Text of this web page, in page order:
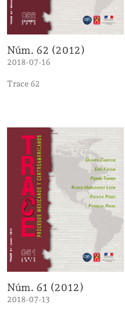
Núm. 62 (2012)
2018-07-16
Trace 62
Núm. 61 (2012)
2018-07-13